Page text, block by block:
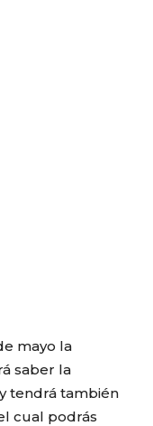
mayo la
saber la
tendrá también
cual podrás